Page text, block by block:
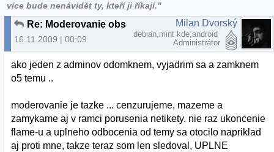
více bude nenávidět ty, kteří ji říkají."
Re: Moderovanie obsahu
16.11.2009 | 00:09
Milan Dvorský
debian,mint kde,android
Administrátor
ako jeden z adminov odomknem, vyjadrim sa a zamknem
o5 temu ..
moderovanie je tazke ... cenzurujeme, mazeme a
zamykame aj v ramci porusenia netikety. nie raz ukoncenie
flame-u a uplneho odbocenia od temy sa otocilo napriklad
aj proti mne, takze teraz som len sledoval, UPLNE